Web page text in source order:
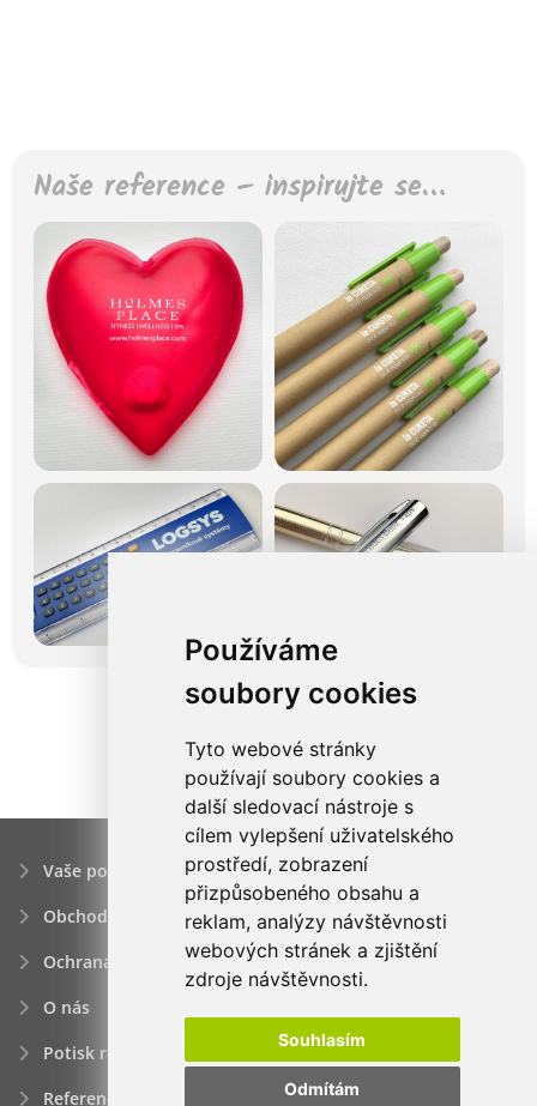
Používáme
soubory cookies
Tyto webové stránky
používají soubory cookies a
další sledovací nástroje s
cílem vylepšení uživatelského
prostředí, zobrazení
přizpůsobeného obsahu a
reklam, analýzy návštěvnosti
webových stránek a zjištění
zdroje návštěvnosti.
Souhlasím
Odmítám
Naše reference – inspirujte se…
Vaše poptávka
Obchodní podmínky
Ochrana osobních údajú
O nás
Potisk reklamních předmětů
Reference